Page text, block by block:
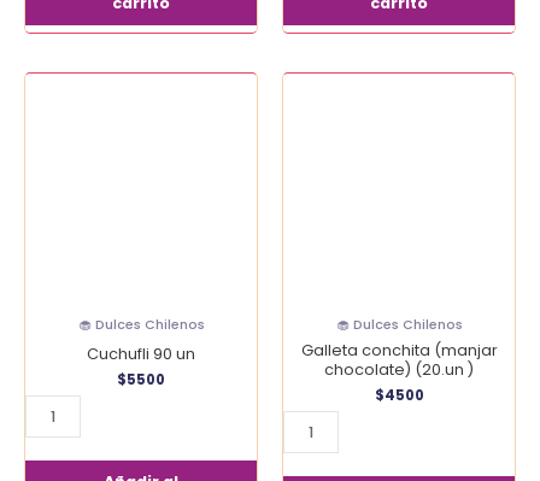
🧁 Dulces Chilenos
Cuchufli 90 un
$5500
🧁 Dulces Chilenos
Galleta conchita (manjar
chocolate) (20.un )
$4500